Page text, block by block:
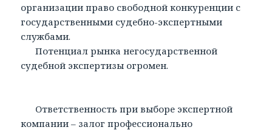
организации право свободной конкуренции с
государственными судебно-экспертными
службами.
Потенциал рынка негосударственной
судебной экспертизы огромен.
Ответственность при выборе экспертной
компании – залог профессионально